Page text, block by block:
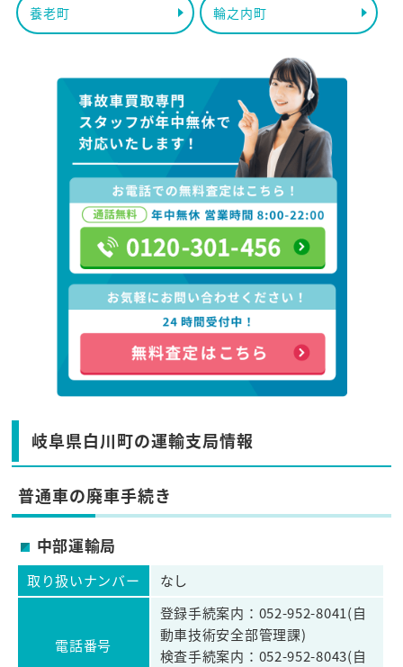
養老町 輪之内町
岐阜県白川町の運輸支局情報
普通車の廃車手続き
中部運輸局
取り扱いナンバー なし
電話番号
登録手続案内：052-952-8041(自
動車技術安全部管理課)
検査手続案内：052-952-8043(自